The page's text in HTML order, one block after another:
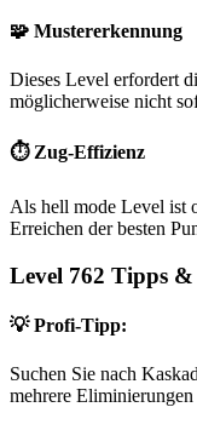
🧩 Mustererkennung
Dieses Level erfordert
möglicherweise nicht
⏱️ Zug-Effizienz
Als hell mode Level ist
Erreichen der besten
Level 762 Tipps
💡 Profi-Tipp:
Suchen Sie nach
mehrere Eliminierungen